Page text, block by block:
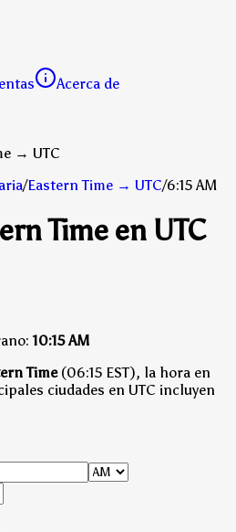
Acerca de
→ UTC
/Eastern Time → UTC/6:15 AM
Time en UTC
10:15 AM
Time(06:15 EST), la hora en
ciudades en UTC incluyen